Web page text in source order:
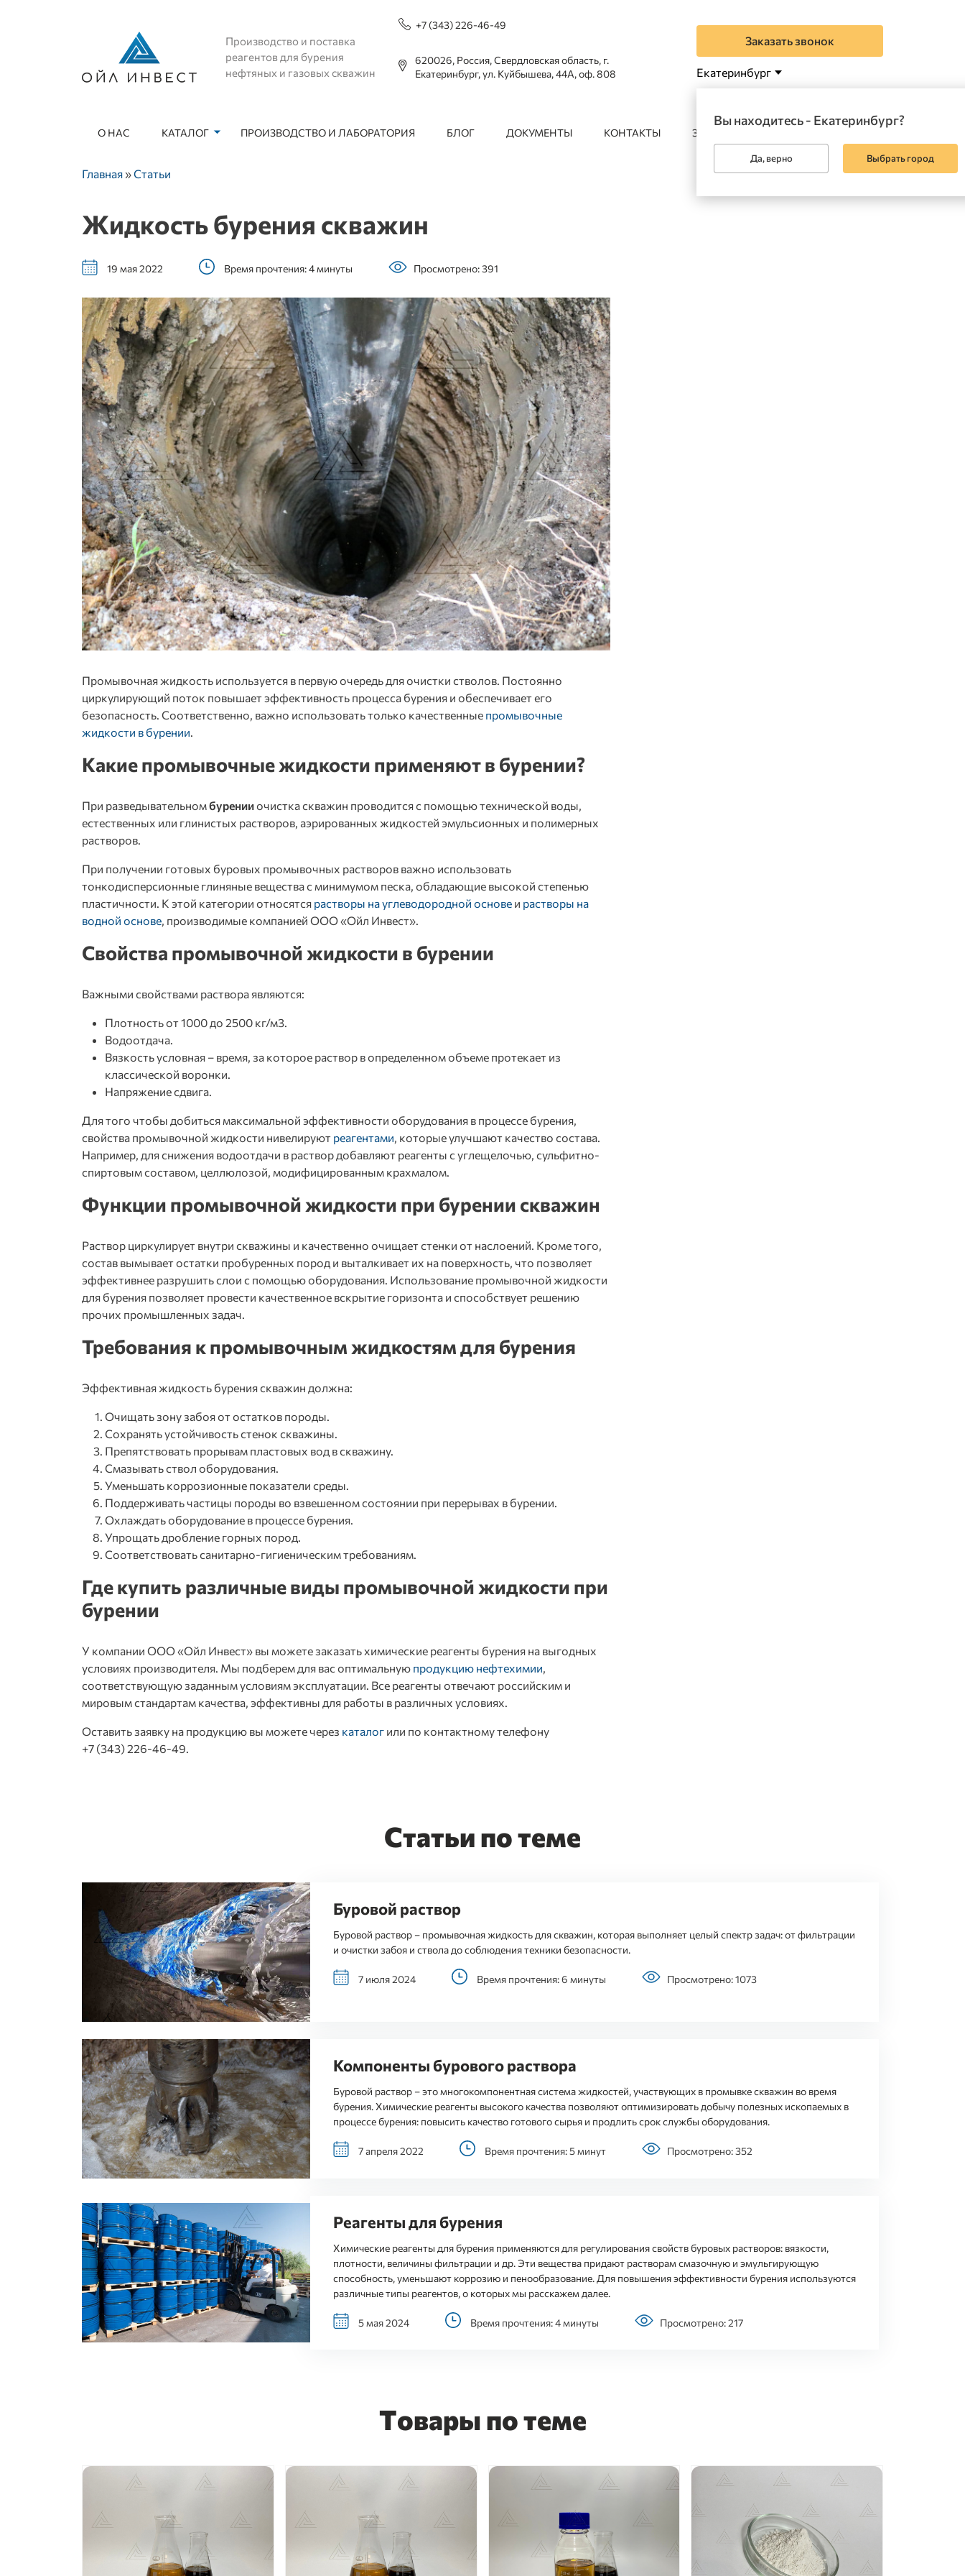
Производство и поставка
реагентов для бурения
нефтяных и газовых скважин
+7 (343) 226-46-49
620026, Россия, Свердловская область, г.
Екатеринбург, ул. Куйбышева, 44А, оф. 808
Заказать звонок
Екатеринбург
Вы находитесь - Екатеринбург?
Да, верно Выбрать город
Основная навигация
О НАС КАТАЛОГ ПРОИЗВОДСТВО И ЛАБОРАТОРИЯ БЛОГ ДОКУМЕНТЫ КОНТАКТЫ ЗАКАЗАТЬ
Строка навигации
Главная Статьи
Жидкость бурения скважин
19 мая 2022 Время прочтения: 4 минуты Просмотрено: 391
Промывочная жидкость используется в первую очередь для очистки стволов. Постоянно
циркулирующий поток повышает эффективность процесса бурения и обеспечивает его
безопасность. Соответственно, важно использовать только качественные промывочные
жидкости в бурении
Какие промывочные жидкости применяют в бурении?
При разведывательномбуренииочистка скважин проводится с помощью технической воды,
естественных или глинистых растворов, аэрированных жидкостей эмульсионных и полимерных
растворов.
При получении готовых буровых промывочных растворов важно использовать
тонкодисперсионные глиняные вещества с минимумом песка, обладающие высокой степенью
пластичности. К этой категории относятся растворы на углеводородной основе и растворы на
водной основе , производимые компанией ООО «Ойл Инвест».
Свойства промывочной жидкости в бурении
Важными свойствами раствора являются:
Плотность от 1000 до 2500 кг/м3.
Водоотдача.
Вязкость условная – время, за которое раствор в определенном объеме протекает из
классической воронки.
Напряжение сдвига.
Для того чтобы добиться максимальной эффективности оборудования в процессе бурения
свойства промывочной жидкости нивелируют реагентами , которые улучшают качество состава.
Например, для снижения водоотдачи в раствор добавляют реагенты с углещелочью, сульфитно-
спиртовым составом, целлюлозой, модифицированным крахмалом.
Функции промывочной жидкости при бурении скважин
Раствор циркулирует внутри скважины и качественно очищает стенки от наслоений. Кроме того,
состав вымывает остатки пробуренных пород и выталкивает их на поверхность, что позволяет
эффективнее разрушить слои с помощью оборудования. Использование промывочной жидкости
для бурения позволяет провести качественное вскрытие горизонта и способствует решению
прочих промышленных задач.
Требования к промывочным жидкостям для бурения
Эффективнаяжидкость бурения скважин должна:
Очищать зону забоя от остатков породы.
Сохранять устойчивость стенок скважины.
Препятствовать прорывам пластовых вод в скважину.
Смазывать ствол оборудования.
Уменьшать коррозионные показатели среды.
Поддерживать частицы породы во взвешенном состоянии при перерывах в бурении.
Охлаждать оборудование в процессе бурения.
Упрощать дробление горных пород.
Соответствовать санитарно-гигиеническим требованиям.
Где купить различныевиды промывочной жидкости при
бурении
У компании ООО «Ойл Инвест» вы можете заказатьхимические реагенты бурения на выгодных
условиях производителя. Мы подберем для вас оптимальную продукцию нефтехимии
соответствующую заданным условиям эксплуатации. Все реагенты отвечают российским и
мировым стандартам качества, эффективны для работы в различных условиях.
Оставить заявку на продукцию вы можете через каталог или по контактному телефону
+7 (343) 226-46-49.
Статьи по теме
Буровой раствор
Буровой раствор – промывочная жидкость для скважин, которая выполняет целый спектр задач: от фильтрации
и очистки забоя и ствола до соблюдения техники безопасности.
7 июля 2024 Время прочтения: 6 минуты Просмотрено: 1073
Компоненты бурового раствора
Буровой раствор – это многокомпонентная система жидкостей, участвующих в промывке скважин во время
бурения. Химические реагенты высокого качества позволяют оптимизировать добычу полезных ископаемых в
процессе бурения: повысить качество готового сырья и продлить срок службы оборудования.
7 апреля 2022 Время прочтения: 5 минут Просмотрено: 352
Реагенты для бурения
Химические реагенты для бурения применяются для регулирования свойств буровых растворов: вязкости,
плотности, величины фильтрации и др. Эти вещества придают растворам смазочную и эмульгирующую
способность, уменьшают коррозию и пенообразование. Для повышения эффективности бурения используются
различные типы реагентов, о которых мы расскажем далее.
5 мая 2024 Время прочтения: 4 минуты Просмотрено: 217
Товары по теме